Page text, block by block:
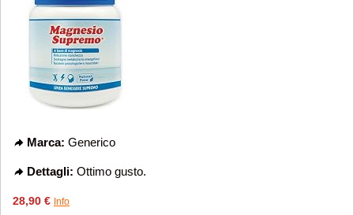
Marca: Generico
Dettagli: Ottimo gusto.
28,90 € Info